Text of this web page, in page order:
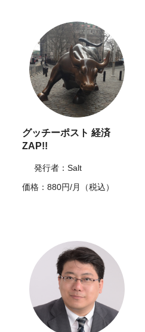
グッチーポスト 経済
ZAP!!
発行者：Salt
価格：880円/月（税込）